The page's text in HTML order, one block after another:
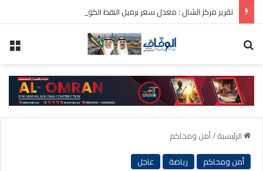
الرئيسية/أمن ومحاكم
أمن ومحاكم
رياضة عاجل